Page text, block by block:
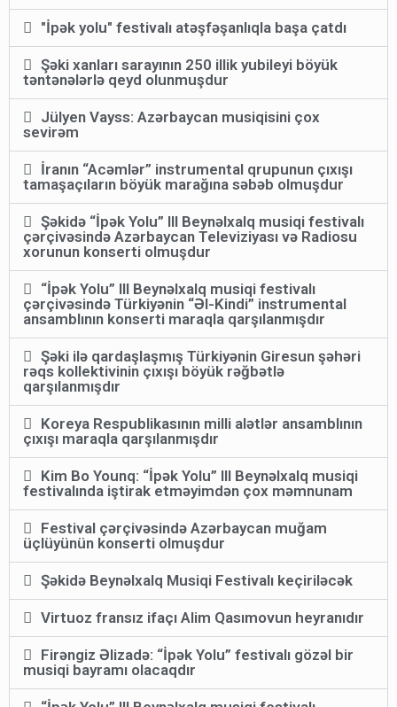
"İpək yolu" festivalı atəşfəşanlıqla başa çatdı
Şəki xanları sarayının 250 illik yubileyi böyük
təntənələrlə qeyd olunmuşdur
Jülyen Vayss: Azərbaycan musiqisini çox
sevirəm
İranın “Acəmlər” instrumental qrupunun çıxışı
tamaşaçıların böyük marağına səbəb olmuşdur
Şəkidə “İpək Yolu” III Beynəlxalq musiqi festivalı
çərçivəsində Azərbaycan Televiziyası və Radiosu
xorunun konserti olmuşdur
“İpək Yolu” III Beynəlxalq musiqi festivalı
çərçivəsində Türkiyənin “Əl-Kindi” instrumental
ansamblının konserti maraqla qarşılanmışdır
Şəki ilə qardaşlaşmış Türkiyənin Giresun şəhəri
rəqs kollektivinin çıxışı böyük rəğbətlə
qarşılanmışdır
Koreya Respublikasının milli alətlər ansamblının
çıxışı maraqla qarşılanmışdır
Kim Bo Younq: “İpək Yolu” III Beynəlxalq musiqi
festivalında iştirak etməyimdən çox məmnunam
Festival çərçivəsində Azərbaycan muğam
üçlüyünün konserti olmuşdur
Şəkidə Beynəlxalq Musiqi Festivalı keçiriləcək
Virtuoz fransız ifaçı Alim Qasımovun heyranıdır
Firəngiz Əlizadə: “İpək Yolu” festivalı gözəl bir
musiqi bayramı olacaqdır